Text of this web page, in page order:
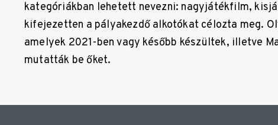
kategóriákban lehetett nevezni: nagyjátékfilm,
kifejezetten a pályakezdő alkotókat célozta meg.
amelyek 2021-ben vagy később készültek, illetve
mutatták be őket.